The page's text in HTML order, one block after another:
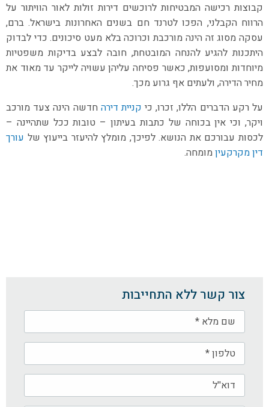
קבוצות רכישה המבטיחות לרוכשים דירות זולות לאור הוויתור על
הרווח הקבלני, הפכו לטרנד חם בשנים האחרונות בישראל. ברם,
עסקה מסוג זה הינה מורכבת וכרוכה בלא מעט סיכונים. כדי לבדוק
היתכנות להגיע להנחה המובטחת, חובה לבצע בדיקות משפטיות
מיוחדות ומסועפות, כאשר פסיחה עליהן עשויה לייקר עד מאוד את
מחיר הדירה, ולעתים אף גרוע מכך.
על רקע הדברים הללו, זכרו, כי קניית דירה חדשה הינה צעד מורכב
ויקר, וכי אין בכוחה של כתבות בעיתון – טובות ככל שתהיינה –
לכסות עבורכם את הנושא. לפיכך, מומלץ להיעזר בייעוץ של עורך
דין מקרקעיןמומחה.
צור קשר ללא התחייבות